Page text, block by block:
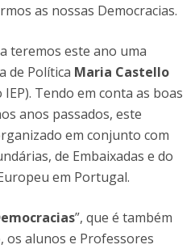
as nossas Democracias.
teremos este ano uma
de Política Maria Castello
Tendo em conta as boas
anos passados, este
em conjunto com
de Embaixadas e do
em Portugal.
”, que é também
os alunos e Professores